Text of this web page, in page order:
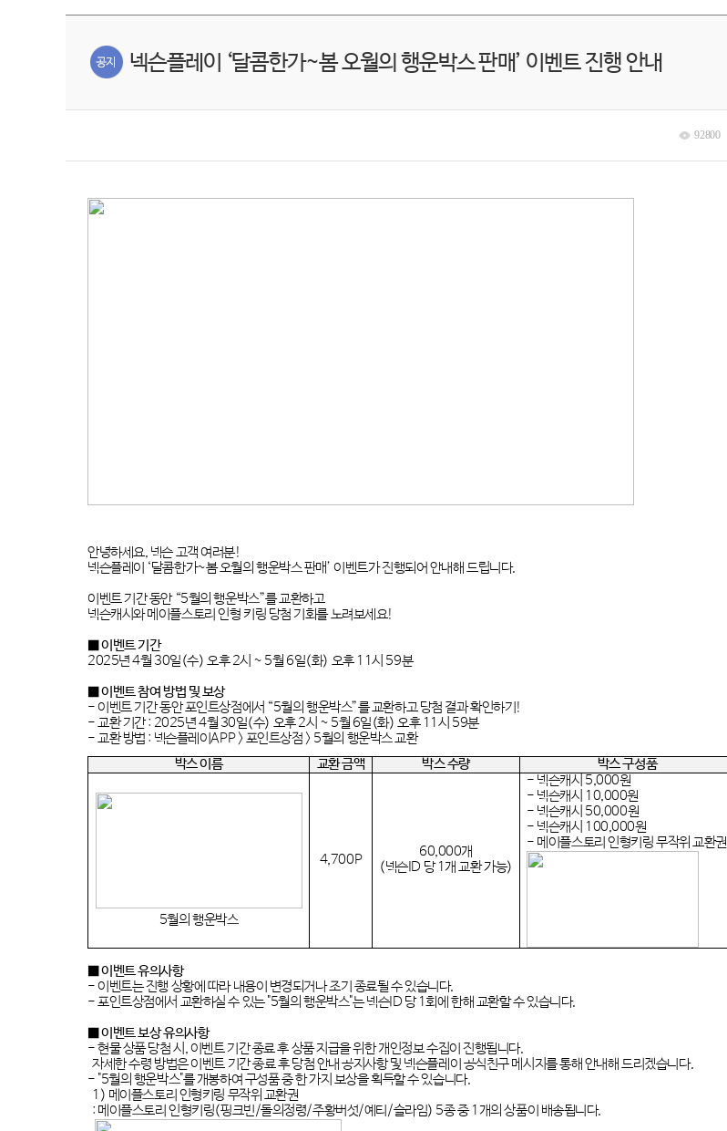
넥슨플레이 ‘달콤한가~봄 오월의 행운박스 판매’ 이벤트 진행 안내
92800
안녕하세요, 넥슨 고객 여러분!
넥슨플레이 ‘달콤한가~봄 오월의 행운박스 판매’이벤트가 진행되어 안내해 드립니다.
이벤트 기간 동안 “5월의 행운박스”를 교환하고
넥슨캐시와 메이플스토리 인형 키링 당첨 기회를 노려보세요!
■ 이벤트 기간
2025년4월 30일(수) 오후2시 ~ 5월 6일(화) 오후11시 59분
■ 이벤트 참여 방법 및 보상
-이벤트 기간 동안 포인트상점에서 “5월의 행운박스”를 교환하고 당첨 결과 확인하기 !
-교환 기간: 2025년4월 30일(수) 오후2시 ~ 5월 6일(화)오후11 시 59분
-교환 방법 : 넥슨플레이APP > 포인트상점 > 5월의 행운박스 교환
박스 이름
교환 금액 박스 수량 박스 구성품
5월의 행운박스
4,700P
60,000개
(넥슨ID 당1개 교환 가능)
- 넥슨캐시 5,000원
- 넥슨캐시 10,000원
- 넥슨캐시 50,000원
- 넥슨캐시 100,000원
- 메이플스토리 인형키링 무작위 교환권
■ 이벤트 유의사항
-이벤트는 진행 상황에 따라 내용이 변경되거나 조기 종료될 수 있습니다.
-포인트상점에서 교환하실 수 있는"5월의 행운박스"는 넥슨ID 당1회에 한해 교환할 수 있습니다.
■ 이벤트 보상 유의사항
-현물 상품 당첨 시 ,이벤트 기간 종료 후 상품 지급을 위한 개인정보 수집이 진행됩니다.
자세한 수령 방법은 이벤트 기간 종료 후 당첨 안내 공지사항 및 넥슨플레이 공식친구 메시지를 통해 안내해 드리겠습니다.
- "5월의 행운박스"를 개봉하여 구성품 중 한 가지 보상을 획득할 수 있습니다.
1) 메이플스토리 인형키링 무작위 교환권
: 메이플스토리 인형키링(핑크빈/돌의정령/주황버섯/예티 /슬라임) 5종 중1 개의 상품이 배송됩니다.